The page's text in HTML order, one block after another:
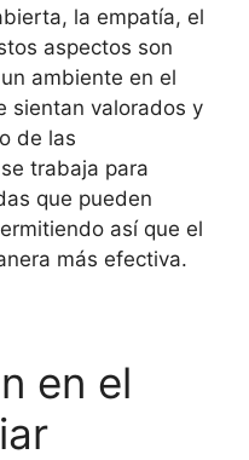
la empatía, el
aspectos son
ambiente en el
sientan valorados y
de las
trabaja para
que pueden
así que el
más efectiva.
en el